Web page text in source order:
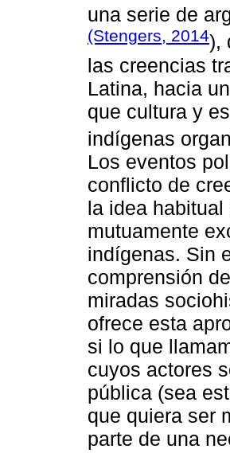
una serie de
(Stengers, 2014),
las creencias
Latina, hacia
que cultura y
indígenas
Los eventos
conflicto de
la idea
mutuamente
indígenas. Sin
comprensión
miradas
ofrece esta
si lo que
cuyos actores
pública (sea
que quiera ser
parte de una